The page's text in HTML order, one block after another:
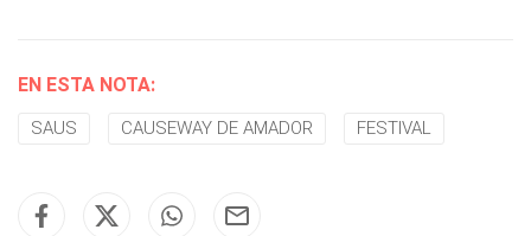
EN ESTA NOTA:
SAUS CAUSEWAY DE AMADOR FESTIVAL